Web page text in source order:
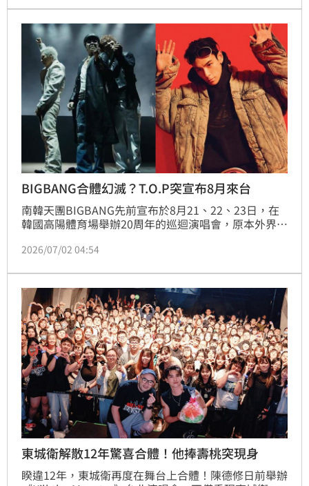
烈討論。
BIGBANG合體幻滅？T.O.P突宣布8月來台
南韓天團BIGBANG先前宣布於8月21、22、23日，在
韓國高陽體育場舉辦20周年的巡迴演唱會，原本外界期
幻滅。T.O.P於今（2日）突宣布8月22日將來台，在林
也讓期待他們合體的粉絲期待落空。
2026/07/02 04:54
東城衛解散12年驚喜合體！他捧壽桃突現身
睽違12年，東城衛再度在舞台上合體！陳德修日前舉辦